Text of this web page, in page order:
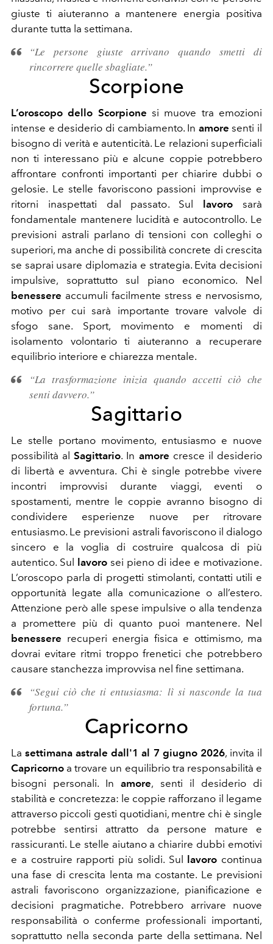
giuste ti aiuteranno a mantenere energia positiva
durante tutta la settimana.
“Le persone giuste arrivano quando smetti di
rincorrere quelle sbagliate.”
Scorpione
L’oroscopo dello Scorpione si muove tra emozioni
intense e desiderio di cambiamento. In amore senti il
bisogno di verità e autenticità. Le relazioni superficiali
non ti interessano più e alcune coppie potrebbero
affrontare confronti importanti per chiarire dubbi o
gelosie. Le stelle favoriscono passioni improvvise e
ritorni inaspettati dal passato. Sul
lavoro sarà
fondamentale mantenere lucidità e autocontrollo. Le
previsioni astrali parlano di tensioni con colleghi o
superiori, ma anche di possibilità concrete di crescita
se saprai usare diplomazia e strategia. Evita decisioni
impulsive, soprattutto sul piano economico. Nel
benessere accumuli facilmente stress e nervosismo,
motivo per cui sarà importante trovare valvole di
sfogo sane. Sport, movimento e momenti di
isolamento volontario ti aiuteranno a recuperare
equilibrio interiore e chiarezza mentale.
“La trasformazione inizia quando accetti ciò che
senti davvero.”
Sagittario
Le stelle portano movimento, entusiasmo e nuove
possibilità alSagittario. In amore cresce il desiderio
di libertà e avventura. Chi è single potrebbe vivere
incontri improvvisi durante viaggi, eventi o
spostamenti, mentre le coppie avranno bisogno di
condividere esperienze nuove per ritrovare
entusiasmo. Le previsioni astrali favoriscono il dialogo
sincero e la voglia di costruire qualcosa di più
autentico. Sul
lavoro sei pieno di idee e motivazione.
L’oroscopo parla di progetti stimolanti, contatti utili e
opportunità legate alla comunicazione o all’estero.
Attenzione però alle spese impulsive o alla tendenza
a promettere più di quanto puoi mantenere. Nel
benessere recuperi energia fisica e ottimismo, ma
dovrai evitare ritmi troppo frenetici che potrebbero
causare stanchezza improvvisa nel fine settimana.
“Segui ciò che ti entusiasma: lì si nasconde la tua
fortuna.”
Capricorno
Lasettimana astrale dall'1 al 7 giugno 2026, invita il
Capricorno a trovare un equilibrio tra responsabilità e
bisogni personali. Inamore, senti il desiderio di
stabilità e concretezza: le coppie rafforzano il legame
attraverso piccoli gesti quotidiani, mentre chi è single
potrebbe sentirsi attratto da persone mature e
rassicuranti. Le stelle aiutano a chiarire dubbi emotivi
e a costruire rapporti più solidi. Sul
lavoro continua
una fase di crescita lenta ma costante. Le previsioni
astrali favoriscono organizzazione, pianificazione e
decisioni pragmatiche. Potrebbero arrivare nuove
responsabilità o conferme professionali importanti,
soprattutto nella seconda parte della settimana. Nel